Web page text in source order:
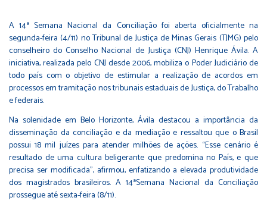
A 14ª Semana Nacional da Conciliação foi aberta oficialmente na
segunda-feira (4/11) no Tribunal de Justiça de Minas Gerais (TJMG) pelo
conselheiro do Conselho Nacional de Justiça (CNJ) Henrique Ávila. A
iniciativa, realizada pelo CNJ desde 2006, mobiliza o Poder Judiciário de
todo país com o objetivo de estimular a realização de acordos em
processos em tramitação nos tribunais estaduais de Justiça, do Trabalho
e federais.
Na solenidade em Belo Horizonte, Ávila destacou a importância da
disseminação da conciliação e da mediação e ressaltou que o Brasil
possui 18 mil juízes para atender milhões de ações. “Esse cenário é
resultado de uma cultura beligerante que predomina no País, e que
precisa ser modificada”, afirmou, enfatizando a elevada produtividade
dos magistrados brasileiros. A 14ªSemana Nacional da Conciliação
prossegue até sexta-feira (8/11).